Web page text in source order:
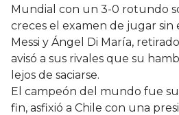
Mundial con un 3-0 rotundo
creces el examen de jugar sin
Messi y Ángel Di María,
avisó a sus rivales que su
lejos de saciarse.
El campeón del mundo fue
fin, asfixió a Chile con una